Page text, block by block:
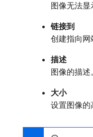
图像无法显
链接到
创建指向网
描述
图像的描述。
大小
设置图像的